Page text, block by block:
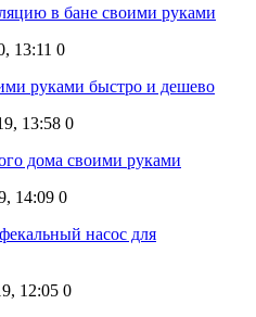
в бане своими руками
13:11 0
руками быстро и дешево
13:58 0
дома своими руками
14:09 0
насос для
12:05 0